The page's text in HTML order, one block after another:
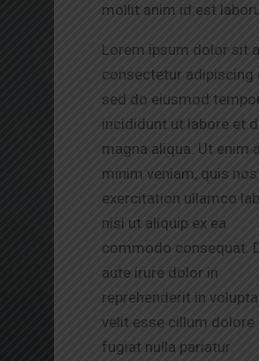
mollit anim id est
Lorem ipsum dolor sit
consectetur adipiscing
sed do eiusmod
incididunt ut labore et
magna aliqua. Ut enim
minim veniam, quis
exercitation ullamco
nisi ut aliquip ex ea
commodo consequat.
aute irure dolor in
reprehenderit in
velit esse cillum dolore
fugiat nulla pariatur.